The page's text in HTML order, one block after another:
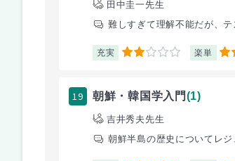
田中圭一先生
難しすぎて理解不能だが、テ
充実 2 楽単 2
19 朝鮮・韓国学入門(1)
吉井秀夫先生
朝鮮半島の歴史についてレジ